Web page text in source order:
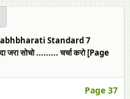
Standard 7
सोचो ......... चर्चा करो [Page
Page 37